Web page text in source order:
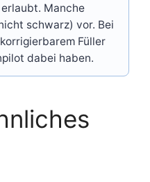
Manche
schwarz) vor. Bei
Füller
dabei haben.